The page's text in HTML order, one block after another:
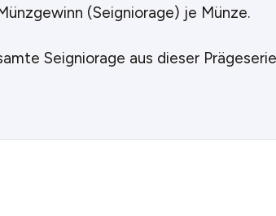
(Seigniorage) je Münze.
Seigniorage aus dieser